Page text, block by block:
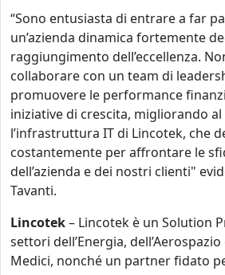
“Sono entusiasta di entrare a far
un’azienda dinamica fortemente
raggiungimento dell’eccellenza.
collaborare con un team di
promuovere le performance
iniziative di crescita, migliorando
l’infrastruttura IT di Lincotek, che
costantemente per affrontare le
dell’azienda e dei nostri clienti"
Tavanti.
Lincotek– Lincotek è un Solution
settori dell’Energia,
Medici, nonché un partner fidato